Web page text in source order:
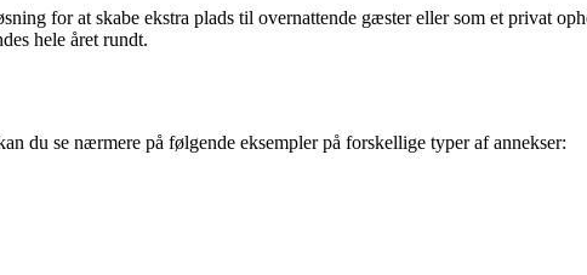
for at skabe ekstra plads til overnattende gæster eller som et privat
hele året rundt.
du se nærmere på følgende eksempler på forskellige typer af annekser: